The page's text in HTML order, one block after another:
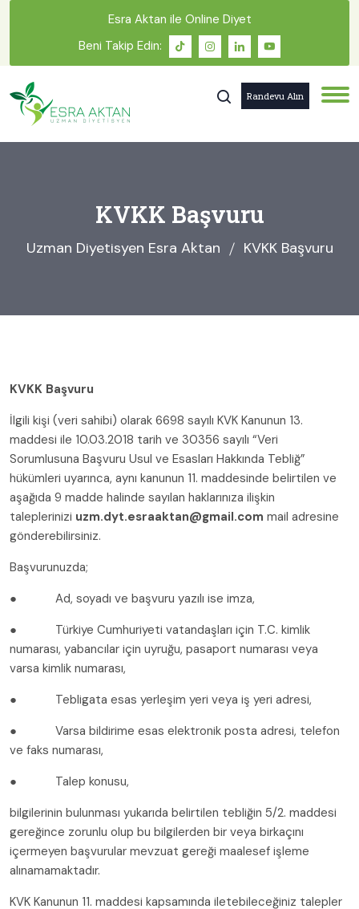
Esra Aktan ile Online Diyet
Beni Takip Edin:
Randevu Alın
KVKK Başvuru
Uzman Diyetisyen Esra Aktan KVKK Başvuru
KVKK Başvuru
İlgili kişi (veri sahibi) olarak 6698 sayılı KVK Kanunun 13.
maddesi ile 10.03.2018 tarih ve 30356 sayılı “Veri
Sorumlusuna Başvuru Usul ve Esasları Hakkında Tebliğ”
hükümleri uyarınca, aynı kanunun 11. maddesinde belirtilen ve
aşağıda 9 madde halinde sayılan haklarınıza ilişkin
taleplerinizi uzm.dyt.esraaktan@gmail.com mail adresine
gönderebilirsiniz.
Başvurunuzda;
● Ad, soyadı ve başvuru yazılı ise imza,
● Türkiye Cumhuriyeti vatandaşları için T.C. kimlik
numarası, yabancılar için uyruğu, pasaport numarası veya
varsa kimlik numarası,
● Tebligata esas yerleşim yeri veya iş yeri adresi,
● Varsa bildirime esas elektronik posta adresi, telefon
ve faks numarası,
● Talep konusu,
bilgilerinin bulunması yukarıda belirtilen tebliğin 5/2. maddesi
gereğince zorunlu olup bu bilgilerden bir veya birkaçını
içermeyen başvurular mevzuat gereği maalesef işleme
alınamamaktadır.
KVK Kanunun 11. maddesi kapsamında iletebileceğiniz talepler